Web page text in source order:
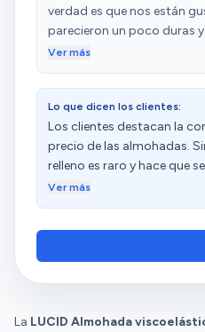
verdad es que nos están
parecieron un poco duras
pero al cabo de unos días
bastante frescas, algo que
dan calor como otras
probado antes. También
firmes, se amoldan
estamos muy contentos.
blanda ni muy dura, y que
una buena opción.
Ver más
Lo que dicen los clientes:
Los clientes destacan la
precio de las almohadas.
relleno es raro y hace que
vigorosamente cada
Ver más
La LUCID Almohada